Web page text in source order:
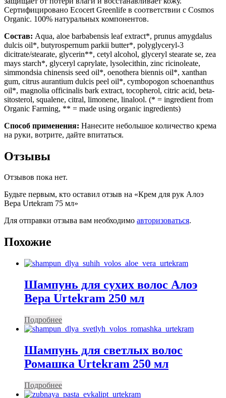
Сертифицировано Ecocert Greenlife в соответствии с Cosmos
Organic. 100% натуральных компонентов.
Состав: Aqua, aloe barbabensis leaf extract*, prunus amygdalus
dulcis oil*, butyrospernum parkii butter*, polyglyceryl-3
dicitrate/stearate, glycerin**, cetyl alcohol, glyceryl stearate se, zea
mays starch*, glyceryl caprylate, lysolecithin, zinc ricinoleate,
simmondsia chinensis seed oil*, oenothera biennis oil*, xanthan
gum, citrus aurantium dulcis peel oil*, cymbopogon schoenanthus
oil*, magnolia officinalis bark extract, tocopherol, citric acid, beta-
sitosterol, squalene, citral, limonene, linalool. (* = ingredient from
Organic Farming, ** = made using organic ingredients)
Способ применения: Нанесите небольшое количество крема
на руки, вотрите, дайте впитаться.
Отзывы
Отзывов пока нет.
Будьте первым, кто оставил отзыв на «Крем для рук Алоэ
Вера Urtekram 75 мл»
Для отправки отзыва вам необходимо авторизоваться.
Похожие
Шампунь для сухих волос Алоэ
Вера Urtekram 250 мл
Подробнее
Шампунь для светлых волос
Ромашка Urtekram 250 мл
Подробнее